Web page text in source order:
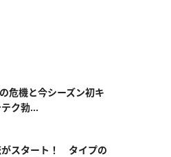
危機と今シーズン初キ
ク勃...
がスタート！ タイプの